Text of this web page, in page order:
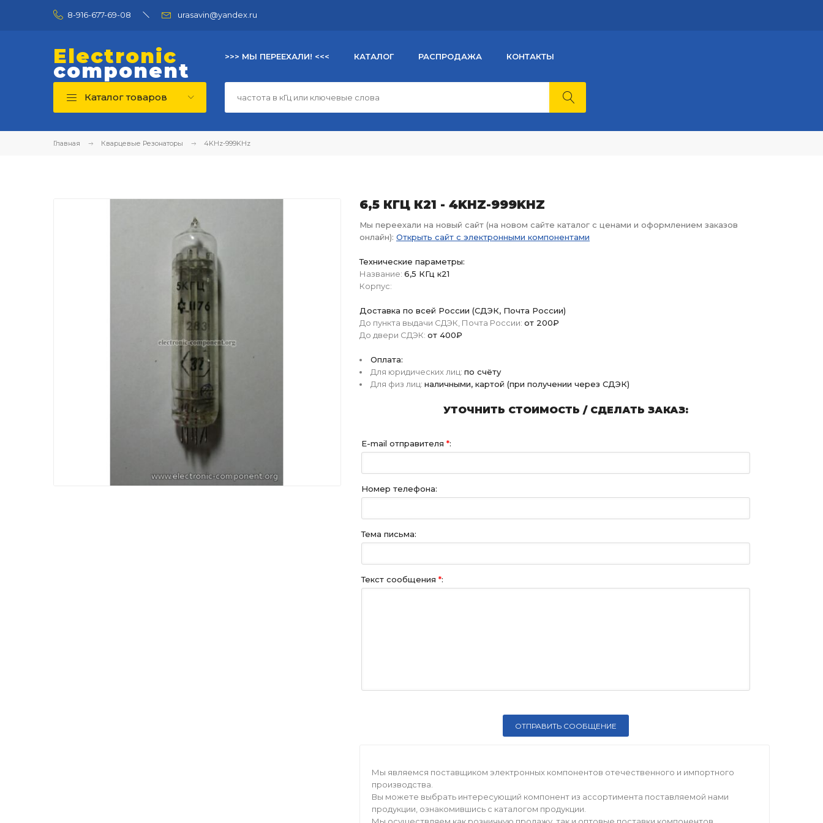
8-916-677-69-08 urasavin@yandex.ru
Electronic
component
>>> МЫ ПЕРЕЕХАЛИ! <<< КАТАЛОГ РАСПРОДАЖА КОНТАКТЫ
Каталог товаров
Главная Кварцевые Резонаторы 4KHz-999KHz
6,5 КГЦ К21 - 4KHZ-999KHZ
Мы переехали на новый сайт (на новом сайте каталог с ценами и оформлением заказов
онлайн): Открыть сайт с электронными компонентами
Технические параметры:
Название: 6,5 КГц к21
Корпус:
Доставка по всей России (СДЭК, Почта России)
До пункта выдачи СДЭК, Почта России: от 200₽
До двери СДЭК: от 400₽
Оплата:
Для юридических лиц: по счёту
Для физ лиц: наличными, картой (при получении через СДЭК)
УТОЧНИТЬ СТОИМОСТЬ / СДЕЛАТЬ ЗАКАЗ:
E-mail отправителя *:
Номер телефона:
Тема письма:
Текст сообщения *:
Мы являемся поставщиком электронных компонентов отечественного и импортного
производства.
Вы можете выбрать интересующий компонент из ассортимента поставляемой нами
продукции, ознакомившись с каталогом продукции.